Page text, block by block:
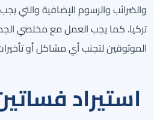
والضرائب والرسوم الإضافية والتي
تركيا. كما يجب العمل مع مخلصي
الموثوقين لتجنب أي مشاكل أو
استيراد